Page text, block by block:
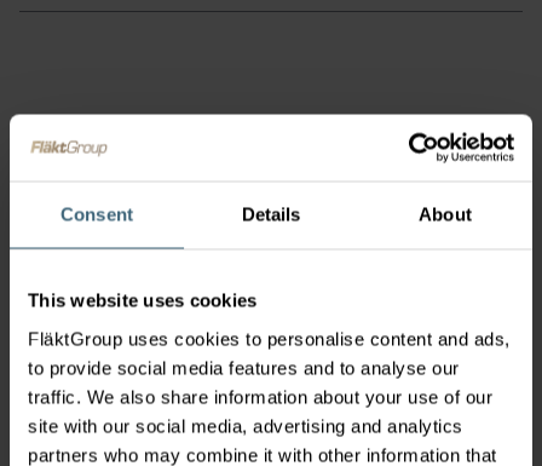
Consent Details About
This website uses cookies
FläktGroup uses cookies to personalise content and ads,
to provide social media features and to analyse our
traffic. We also share information about your use of our
site with our social media, advertising and analytics
partners who may combine it with other information that
KIVÁLASZTÓ SZOFTVEREK
Termékkiválasztás
ÉRTÉKESÍTÉSI CSOPORT
Kapcsolatfelvétel